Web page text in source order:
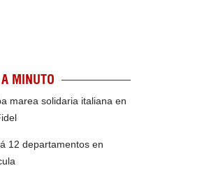
MINUTO
marea solidaria italiana en
12 departamentos en